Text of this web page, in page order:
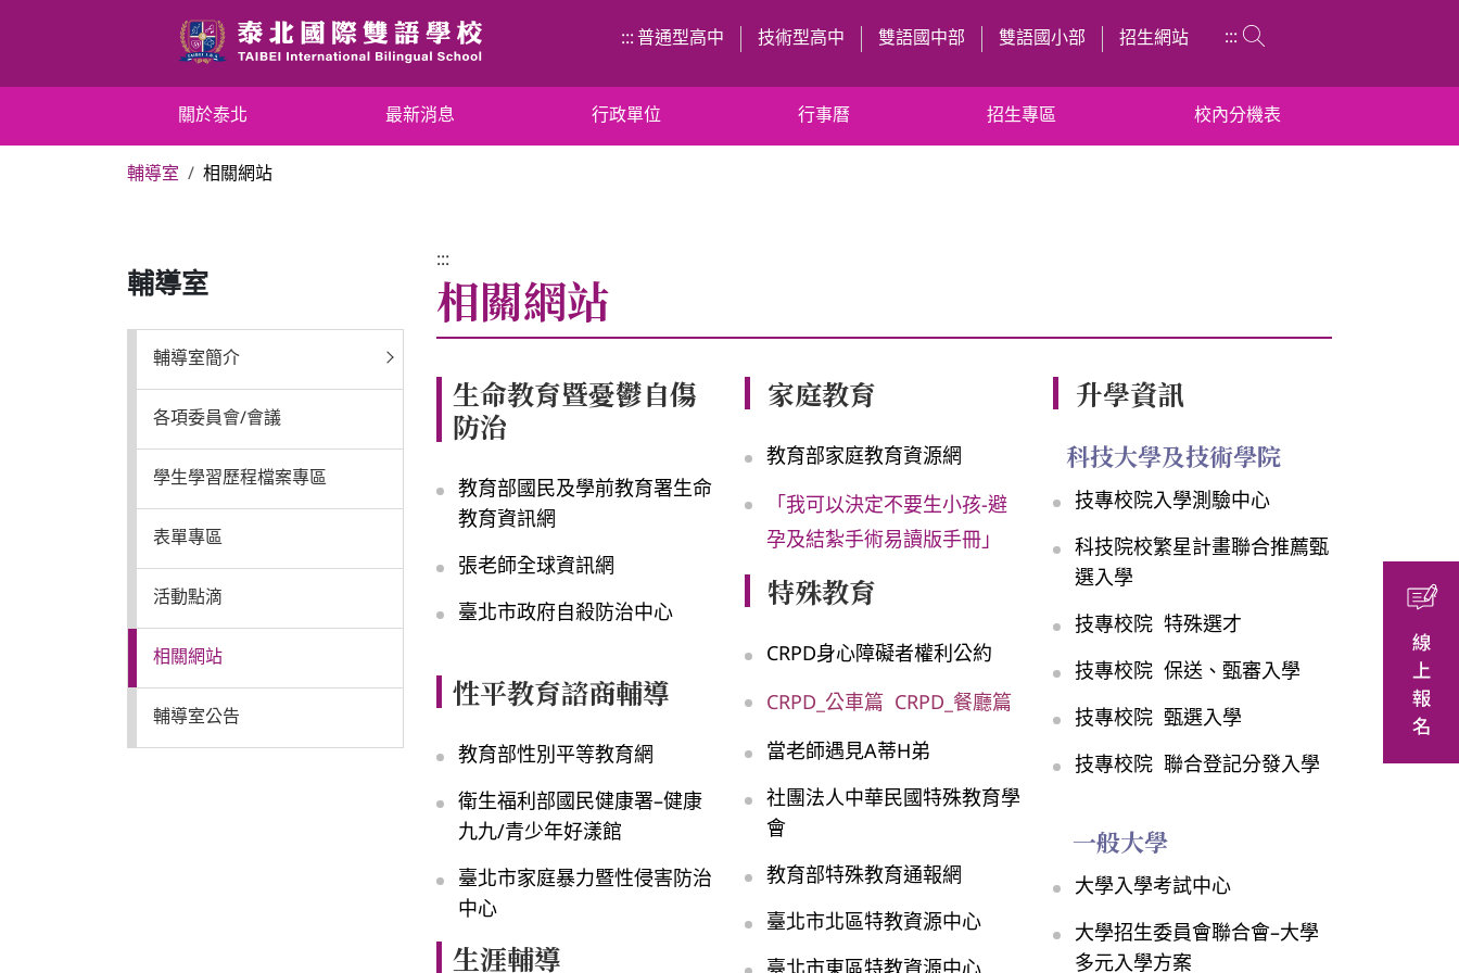
容
區
::: 普通型高中 技術型高中 雙語國中部 雙語國小部 招生網站 :::
關於泰北 最新消息 行政單位 行事曆 招生專區 校內分機表
輔導室 相關網站
輔導室
輔導室簡介
各項委員會/會議
學生學習歷程檔案專區
表單專區
活動點滴
相關網站
輔導室公告
:::
相關網站
生命教育暨憂鬱自傷
防治
教育部國民及學前教育署生命
教育資訊網
張老師全球資訊網
臺北市政府自殺防治中心
性平教育諮商輔導
教育部性別平等教育網
衛生福利部國民健康署–健康
九九/青少年好漾館
臺北市家庭暴力暨性侵害防治
中心
生涯輔導
家庭教育
教育部家庭教育資源網
「我可以決定不要生小孩-避
孕及結紮手術易讀版手冊」
特殊教育
CRPD身心障礙者權利公約
CRPD_公車篇 CRPD_餐廳篇
當老師遇見A蒂H弟
社團法人中華民國特殊教育學
會
教育部特殊教育通報網
臺北市北區特教資源中心
升學資訊
科技大學及技術學院
技專校院入學測驗中心
科技院校繁星計畫聯合推薦甄
選入學
技專校院 特殊選才
技專校院 保送、甄審入學
技專校院 甄選入學
技專校院 聯合登記分發入學
一般大學
大學入學考試中心
大學招生委員會聯合會–大學
多元入學方案
雙語國小部